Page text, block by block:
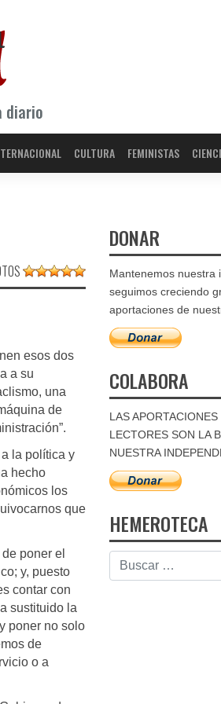
diario
CULTURA FEMINISTAS
esos dos
a su
una
de
la política y
hecho
los
que
poner el
y, puesto
contar con
sustituido la
poner no solo
de
o a
DONAR
Mantenemos nuestra
seguimos creciendo
aportaciones de
COLABORA
LAS
LECTORES SON LA
NUESTRA
HEMEROTECA